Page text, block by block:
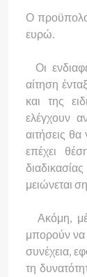
Ο
ευρώ.
Οι
αίτηση
και της
ελέγχουν
αιτήσεις θα
επέχει
μειώνεται
Ακόμη,
μπορούν να
συνέχεια,
τη